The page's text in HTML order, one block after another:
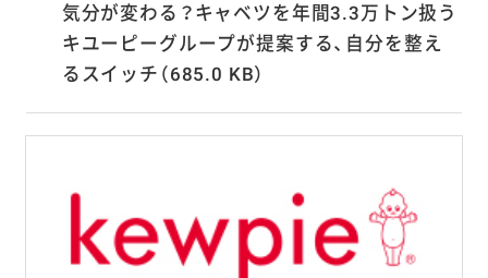
気分が変わる？キャベツを年間3.3万トン扱う
キユーピーグループが提案する、自分を整え
るスイッチ（685.0 KB）